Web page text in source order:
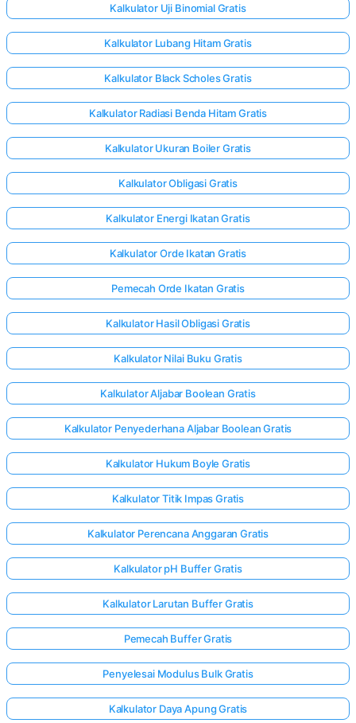
Kalkulator Uji Binomial Gratis
Kalkulator Lubang Hitam Gratis
Kalkulator Black Scholes Gratis
Kalkulator Radiasi Benda Hitam Gratis
Kalkulator Ukuran Boiler Gratis
Kalkulator Obligasi Gratis
Kalkulator Energi Ikatan Gratis
Kalkulator Orde Ikatan Gratis
Pemecah Orde Ikatan Gratis
Kalkulator Hasil Obligasi Gratis
Kalkulator Nilai Buku Gratis
Kalkulator Aljabar Boolean Gratis
Kalkulator Penyederhana Aljabar Boolean Gratis
Kalkulator Hukum Boyle Gratis
Kalkulator Titik Impas Gratis
Kalkulator Perencana Anggaran Gratis
Kalkulator pH Buffer Gratis
Kalkulator Larutan Buffer Gratis
Pemecah Buffer Gratis
Penyelesai Modulus Bulk Gratis
Kalkulator Daya Apung Gratis